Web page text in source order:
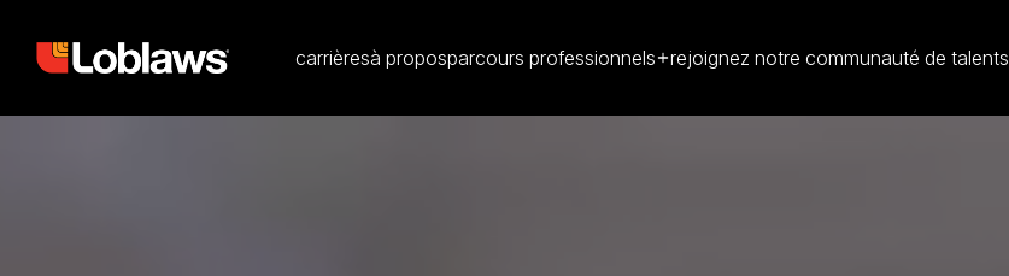
carrièresà proposparcours professionnels rejoignez notre communauté de talents